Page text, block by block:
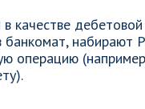
качестве
банкомат, набирают
операцию